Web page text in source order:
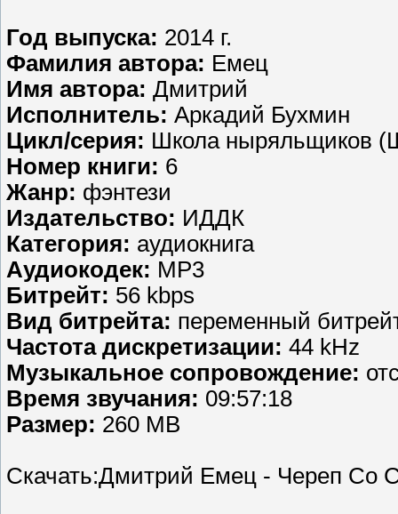
Год выпуска: 2014 г.
Фамилия автора: Емец
Имя автора: Дмитрий
Исполнитель: Аркадий Бухмин
Цикл/серия: Школа ныряльщиков
Номер книги: 6
Жанр: фэнтези
Издательство: ИДДК
Категория: аудиокнига
Аудиокодек: MP3
Битрейт: 56 kbps
Вид битрейта: переменный
Частота дискретизации: 44 kHz
Музыкальное сопровождение:
Время звучания: 09:57:18
Размер: 260 MB
Скачать:Дмитрий Емец - Череп Со